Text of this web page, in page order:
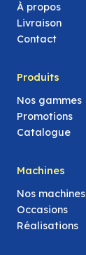
À propos
Livraison
Contact
Produits
Nos gammes
Promotions
Catalogue
Machines
Nos machines
Occasions
Réalisations